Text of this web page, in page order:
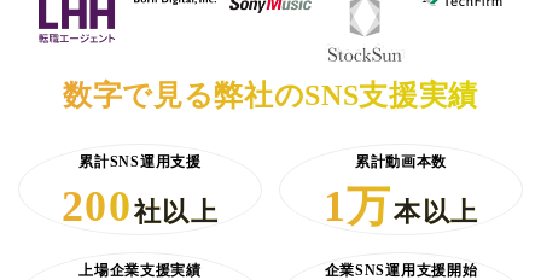
数字で見る弊社のSNS支援実績
累計SNS運用支援
200社以上
累計動画本数
1万本以上
上場企業支援実績 企業SNS運用支援開始